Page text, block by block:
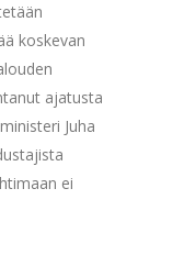
koskevan
ajatusta
Juha
ei